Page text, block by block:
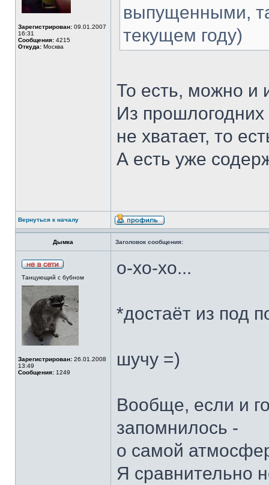
Зарегистрирован: 09.01.2007
16:31
Сообщения: 4215
Откуда: Москва
выпущенными,
текущем году)
То есть, можно и
Из
не хватает, то
А есть уже
Вернуться к началу
Дымка Заголовок сообщения:
Танцующий с бубном
Зарегистрирован: 26.01.2008
13:49
Сообщения: 1249
о-хо-хо...
*достаёт из под
шучу =)
Вообще, если и
запомнилось -
о самой
Я сравнительно